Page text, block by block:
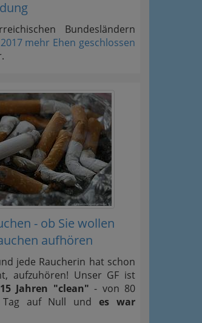
Bundesländern
mehr Ehen geschlossen
- ob Sie wollen
aufhören
jede Raucherin hat schon
aufzuhören! Unser GF ist
Jahren "clean" - von 80
Tag auf Null undes war